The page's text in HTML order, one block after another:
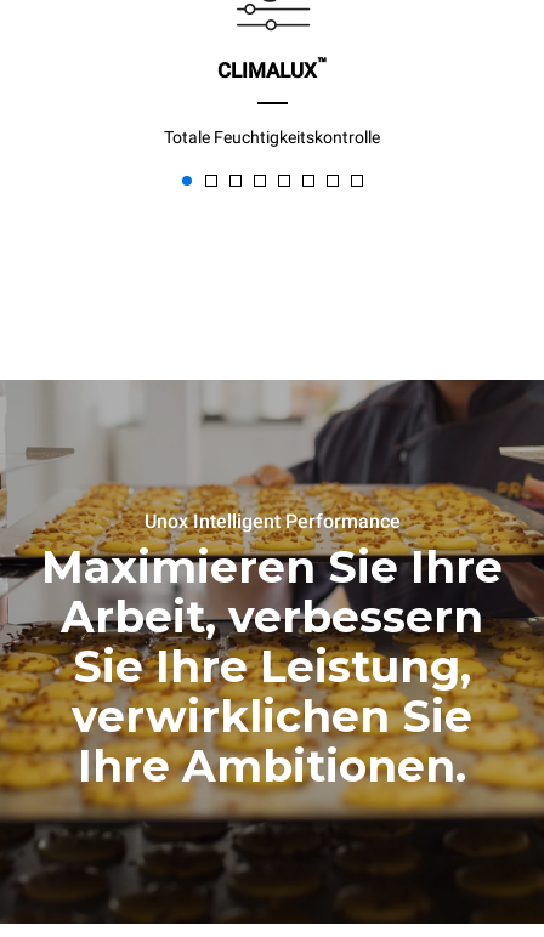
CLIMALUX™
Totale Feuchtigkeitskontrolle
Unox Intelligent Performance
Maximieren Sie Ihre
Arbeit, verbessern
Sie Ihre Leistung,
verwirklichen Sie
Ihre Ambitionen.